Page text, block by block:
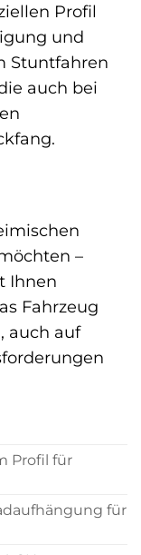
Profil
und
Stuntfahren
auch bei
–
Ihnen
Fahrzeug
auch auf
Profil für
für